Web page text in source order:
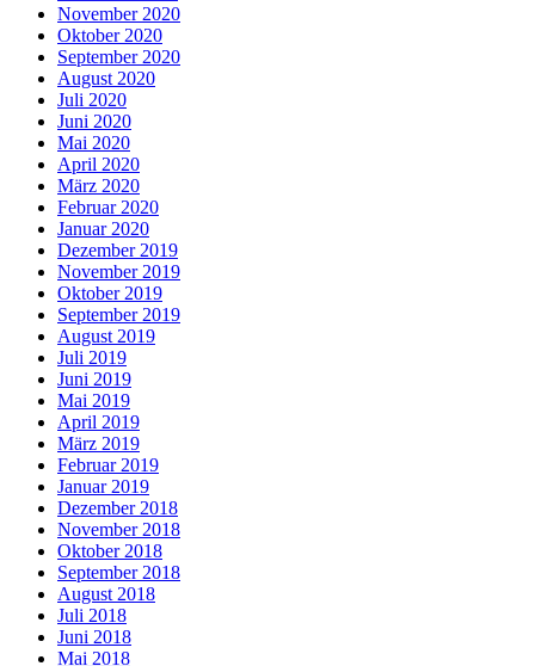
November 2020
Oktober 2020
September 2020
August 2020
Juli 2020
Juni 2020
Mai 2020
April 2020
März 2020
Februar 2020
Januar 2020
Dezember 2019
November 2019
Oktober 2019
September 2019
August 2019
Juli 2019
Juni 2019
Mai 2019
April 2019
März 2019
Februar 2019
Januar 2019
Dezember 2018
November 2018
Oktober 2018
September 2018
August 2018
Juli 2018
Juni 2018
Mai 2018